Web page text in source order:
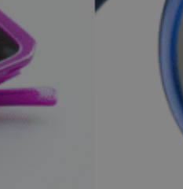
.opptica.eu
mēnesis
.opptica.eu
mēnesis